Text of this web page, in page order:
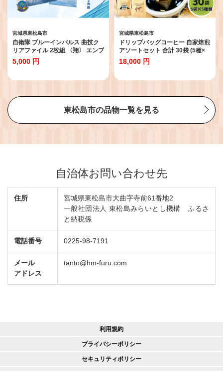
宮城県東松島市
自衛隊 ブルーインパルス 曲技ク
リアファイル 2枚組 〈翔〉 エンブ
レムステッカー 1枚 クリアファイ
ル ステッカー Blue Impulse 航空
省 宮城県 東松島市 オンラインワ
5,000 円
宮城県東松島市
ドリップバッグコーヒー 自家焙煎
アソートセット 合計 30袋 (5種×
各6袋) ドリップコーヒー ブレン
ドコーヒー エルサルバドル コス
coffee こーひー 飲み比べ ギフト
オンラインワンストップ 自治体マ
イページ 宮城県 東松島市 C
18,000 円
東松島市の品物一覧を見る
自治体お問い合わせ先
住所
宮城県東松島市大曲字寺前61番地2
一般社団法人 東松島みらいとし機構 ふるさ
と納税係
電話番号 0225-98-7191
メール
アドレス
tanto@hm-furu.com
利用規約
プライバシーポリシー
セキュリティポリシー